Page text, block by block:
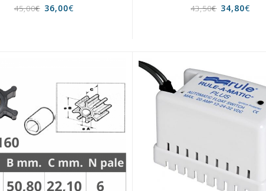
45,00€ 36,00€
43,50€ 34,80€